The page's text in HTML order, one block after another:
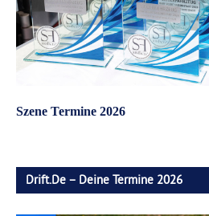
Szene Termine 2026
Drift.de – Deine Termine 2026